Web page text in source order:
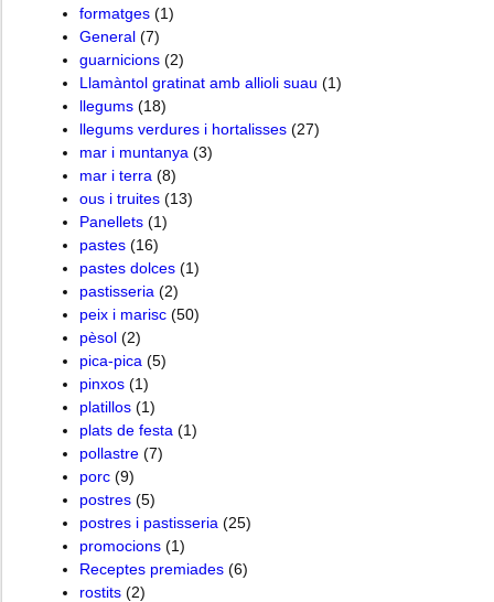
formatges (1)
General (7)
guarnicions (2)
Llamàntol gratinat amb allioli suau (1)
llegums (18)
llegums verdures i hortalisses (27)
mar i muntanya (3)
mar i terra (8)
ous i truites (13)
Panellets (1)
pastes (16)
pastes dolces (1)
pastisseria (2)
peix i marisc (50)
pèsol (2)
pica-pica (5)
pinxos (1)
platillos (1)
plats de festa (1)
pollastre (7)
porc (9)
postres (5)
postres i pastisseria (25)
promocions (1)
Receptes premiades (6)
rostits (2)